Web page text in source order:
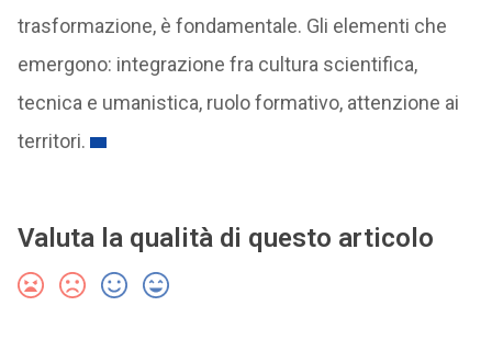
trasformazione, è fondamentale. Gli elementi che
emergono: integrazione fra cultura scientifica,
tecnica e umanistica, ruolo formativo, attenzione ai
territori.
Valuta la qualità di questo articolo